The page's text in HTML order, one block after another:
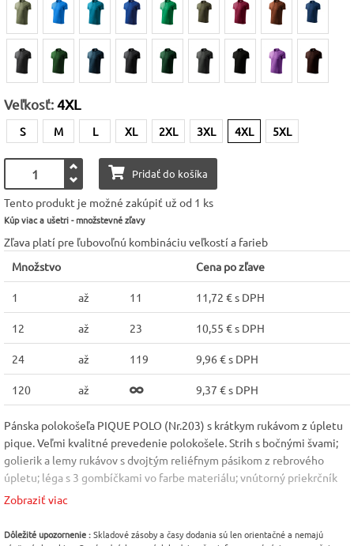
Veľkosť:4XL
S M L XL 2XL 3XL 4XL 5XL
Pridať do košíka
Tento produkt je možné zakúpiť už od 1 ks
Kúp viac a ušetri - množstevné zľavy
Zľava platí pre ľubovoľnú kombináciu veľkostí a farieb
Množstvo
Cena po zľave
1 až 11 11,72 € s DPH
12 až 23 10,55 € s DPH
24 až 119 9,96 € s DPH
120 až 9,37 € s DPH
Pánska polokošeľa PIQUE POLO (Nr.203) s krátkym rukávom z úpletu
pique. Veľmi kvalitné prevedenie polokošele. Strih s bočnými švami;
golierik a lemy rukávov s dvojtým reliéfnym pásikom z rebrového
úpletu; léga s 3 gombíčkami vo farbe materiálu; vnútorný priekrčník
začistený páskou z povrchového materiálu; spevnenie ramenných
môže líšiť: farba 03 - 97 % bavlna, 3 % viskóza, farba 12 - 85 % bavlna,
Zobraziť viac
Dôležité upozornenie :Skladové zásoby a časy dodania sú len orientačné a nemajú